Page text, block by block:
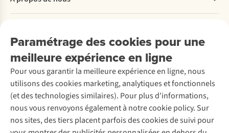
Paramétrage des cookies pour une
meilleure expérience en ligne
Pour vous garantir la meilleure expérience en ligne, nous
utilisons des cookies marketing, analytiques et fonctionnels
(et des technologies similaires). Pour plus d'informations,
nous vous renvoyons également à notre cookie policy. Sur
nos sites, des tiers placent parfois des cookies de suivi pour
Commander
Payer
Retourner
Rétractation d'une commande
Entretien & réparations
Garantie
Contactez-nous
Entreprise responsable
À propos d’Ayacucho
Nos magasins
À propos d’A.S.Adventure
Déclaration d'accessibilité
Location / Location sports d’hiver
Seconde-main
Entretien de ski
Service de lavage
Entretien de chaussures
Réparation de chaussures
Réparation de vêtements
Découvrez
A.S.Magazine
Explore Camp
Expertise & conseils
Abonnez-vous à la newsletter